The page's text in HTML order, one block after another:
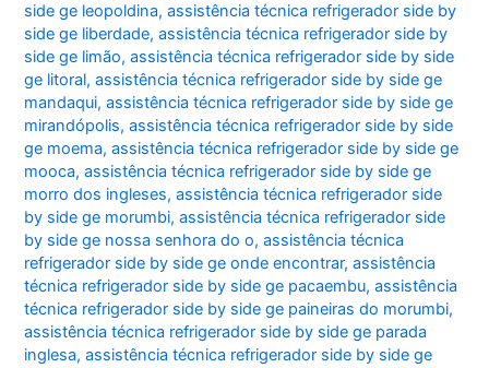
side ge leopoldina,assistência técnica refrigerador side by
side ge liberdade,assistência técnica refrigerador side by
side ge limão,assistência técnica refrigerador side by side
ge litoral,assistência técnica refrigerador side by side ge
mandaqui,assistência técnica refrigerador side by side ge
mirandópolis,assistência técnica refrigerador side by side
ge moema,assistência técnica refrigerador side by side ge
mooca,assistência técnica refrigerador side by side ge
morro dos ingleses,assistência técnica refrigerador side
by side ge morumbi,assistência técnica refrigerador side
by side ge nossa senhora do o,assistência técnica
refrigerador side by side ge onde encontrar,assistência
técnica refrigerador side by side ge pacaembu,assistência
técnica refrigerador side by side ge paineiras do morumbi,
assistência técnica refrigerador side by side ge parada
inglesa,assistência técnica refrigerador side by side ge